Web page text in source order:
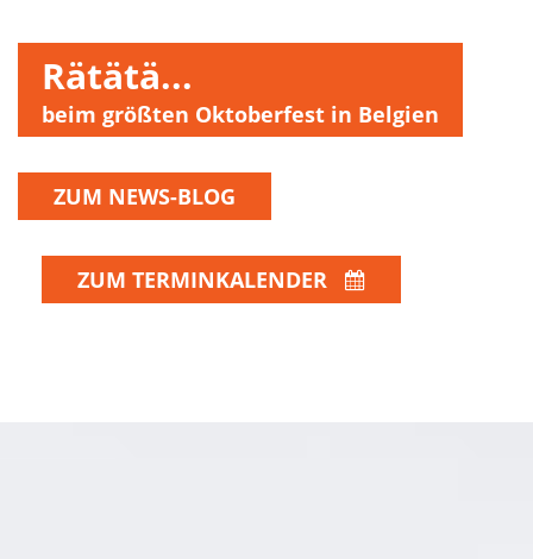
Rätätä...
beim größten Oktoberfest in Belgien
ZUM NEWS-BLOG
ZUM TERMINKALENDER